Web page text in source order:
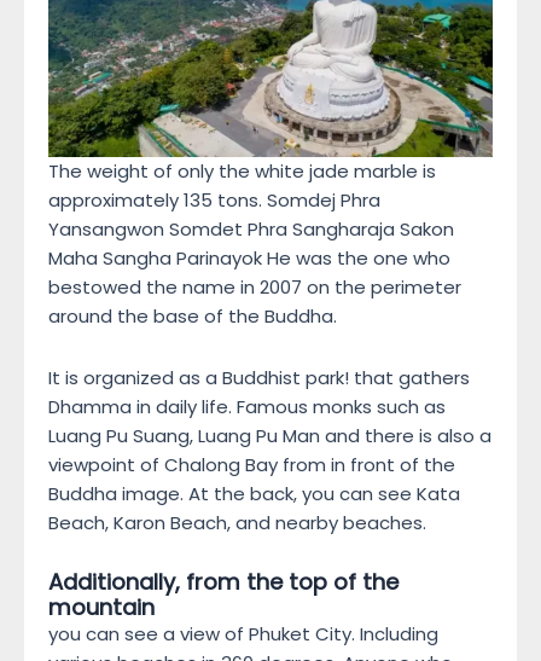
The weight of only the white jade marble is
approximately 135 tons. Somdej Phra
Yansangwon Somdet Phra Sangharaja Sakon
Maha Sangha Parinayok He was the one who
bestowed the name in 2007 on the perimeter
around the base of the Buddha.
It is organized as a Buddhist park! that gathers
Dhamma in daily life. Famous monks such as
Luang Pu Suang, Luang Pu Man and there is also a
viewpoint of Chalong Bay from in front of the
Buddha image. At the back, you can see Kata
Beach, Karon Beach, and nearby beaches.
Additionally, from the top of the
mountain
you can see a view of Phuket City. Including